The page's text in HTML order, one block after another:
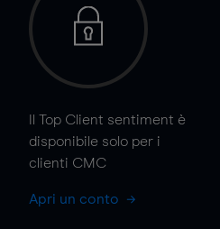
Il Top Client sentiment è
disponibile solo per i
clienti CMC
Apri un conto